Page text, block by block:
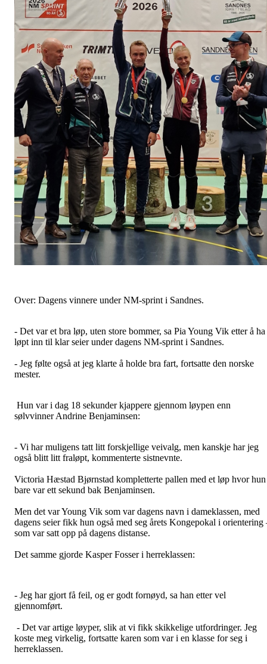
Over: Dagens vinnere under NM-sprint i Sandnes.
- Det var et bra løp, uten store bommer, sa Pia Young Vik etter å ha
løpt inn til klar seier under dagens NM-sprint i Sandnes.
- Jeg følte også at jeg klarte å holde bra fart, fortsatte den norske
mester.
Hun var i dag 18 sekunder kjappere gjennom løypen enn
sølvvinner Andrine Benjaminsen:
- Vi har muligens tatt litt forskjellige veivalg, men kanskje har jeg
også blitt litt fraløpt, kommenterte sistnevnte.
Victoria Hæstad Bjørnstad kompletterte pallen med et løp hvor hun
bare var ett sekund bak Benjaminsen.
Men det var Young Vik som var dagens navn i dameklassen, med
dagens seier fikk hun også med seg årets Kongepokal i orientering
som var satt opp på dagens distanse.
Det samme gjorde Kasper Fosser i herreklassen:
- Jeg har gjort få feil, og er godt fornøyd, sa han etter vel
gjennomført.
- Det var artige løyper, slik at vi fikk skikkelige utfordringer. Jeg
koste meg virkelig, fortsatte karen som var i en klasse for seg i
herreklassen.